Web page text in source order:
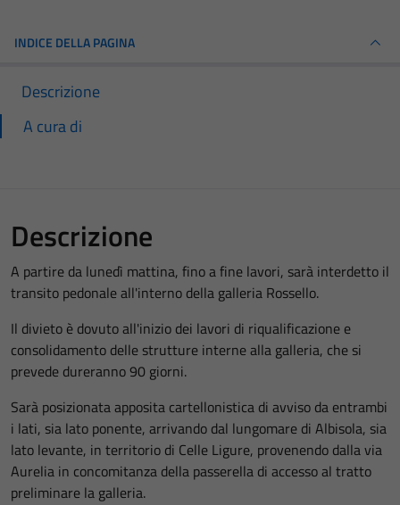
INDICE DELLA PAGINA
Descrizione
A cura di
Descrizione
A partire da lunedì mattina, fino a fine lavori, sarà interdetto il
transito pedonale all'interno della galleria Rossello.
Il divieto è dovuto all'inizio dei lavori di riqualificazione e
consolidamento delle strutture interne alla galleria, che si
prevede dureranno 90 giorni.
Sarà posizionata apposita cartellonistica di avviso da entrambi
i lati, sia lato ponente, arrivando dal lungomare di Albisola, sia
lato levante, in territorio di Celle Ligure, provenendo dalla via
Aurelia in concomitanza della passerella di accesso al tratto
preliminare la galleria.